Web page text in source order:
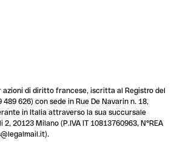
azioni di diritto francese, iscritta al Registro del
626) con sede in Rue De Navarin n. 18,
in Italia attraverso la sua succursale
20123 Milano (P.IVA IT 10813760963, N°REA